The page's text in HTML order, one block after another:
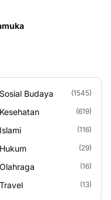
Sosial Budaya (1545)
Kesehatan (619)
Islami (116)
Hukum (29)
Olahraga (16)
Travel (13)